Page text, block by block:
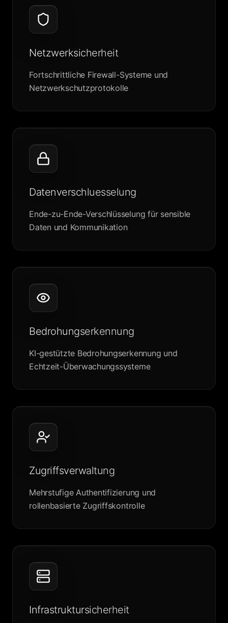
Netzwerksicherheit
Fortschrittliche Firewall-Systeme und
Netzwerkschutzprotokolle
Datenverschluesselung
Ende-zu-Ende-Verschlüsselung für sensible
Daten und Kommunikation
Bedrohungserkennung
KI-gestützte Bedrohungserkennung und
Echtzeit-Überwachungssysteme
Zugriffsverwaltung
Mehrstufige Authentifizierung und
rollenbasierte Zugriffskontrolle
Infrastruktursicherheit